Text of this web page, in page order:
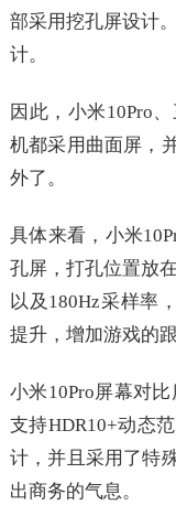
部采用挖孔屏设计
计。
因此，小米10Pro
机都采用曲面屏，
外了。
具体来看，小米
孔屏，打孔位置放
以及180Hz采样率
提升，增加游戏的跟
小米10Pro屏幕对
支持HDR10+动态
计，并且采用了特
出商务的气息。